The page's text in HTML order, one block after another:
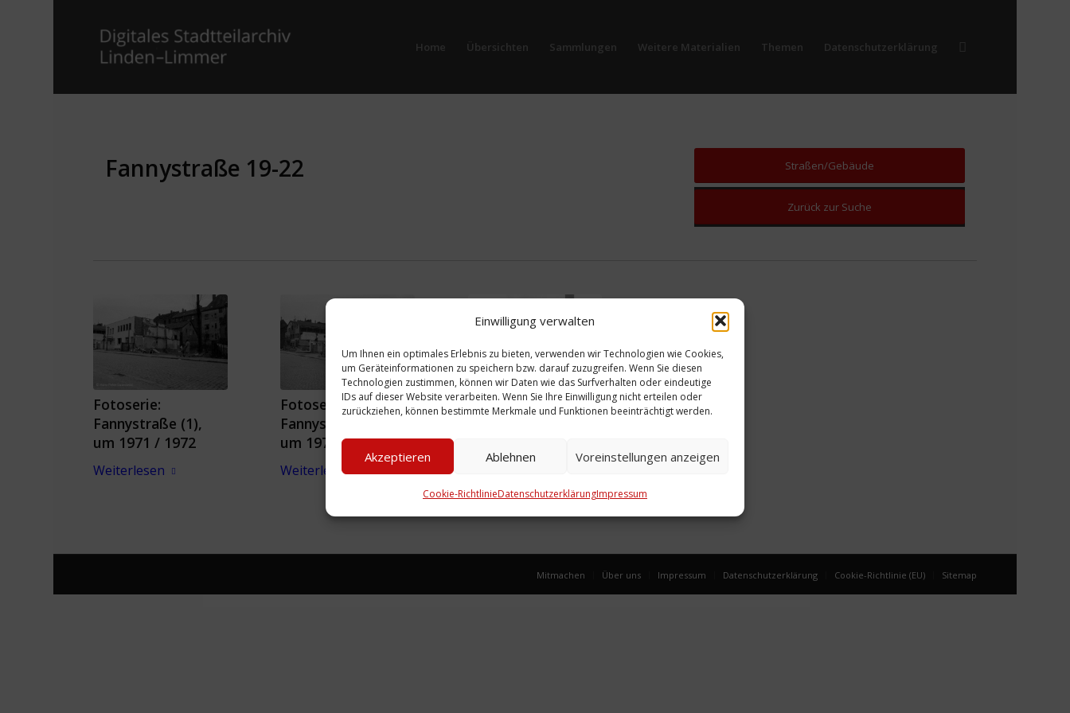
Einwilligung verwalten
Um Ihnen ein optimales Erlebnis zu bieten, verwenden wir Technologien wie Cookies,
um Geräteinformationen zu speichern bzw. darauf zuzugreifen. Wenn Sie diesen
Technologien zustimmen, können wir Daten wie das Surfverhalten oder eindeutige
IDs auf dieser Website verarbeiten. Wenn Sie Ihre Einwilligung nicht erteilen oder
zurückziehen, können bestimmte Merkmale und Funktionen beeinträchtigt werden.
Akzeptieren Ablehnen Voreinstellungen anzeigen
Cookie-RichtlinieDatenschutzerklärungImpressum
Home Übersichten Sammlungen Weitere Materialien Themen Datenschutzerklärung
Fannystraße 19-22 Straßen/Gebäude
Zurück zur Suche
Fotoserie:
Fannystraße (1),
um 1971 / 1972
Weiterlesen
Fotoserie:
Fannystraße (2),
um 1971 / 1972
Weiterlesen
Fotoserie:
Mitmachen Über uns Impressum Datenschutzerklärung Cookie-Richtlinie (EU) Sitemap